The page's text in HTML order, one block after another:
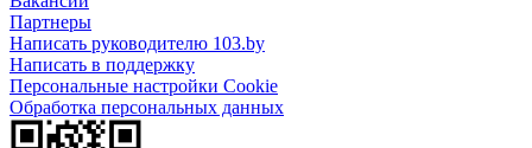
Партнеры
Написать руководителю 103.by
Написать в поддержку
Персональные настройки Cookie
Обработка персональных данных